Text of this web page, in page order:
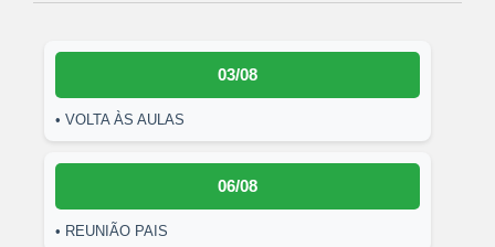
03/08
• VOLTA ÀS AULAS
06/08
• REUNIÃO PAIS